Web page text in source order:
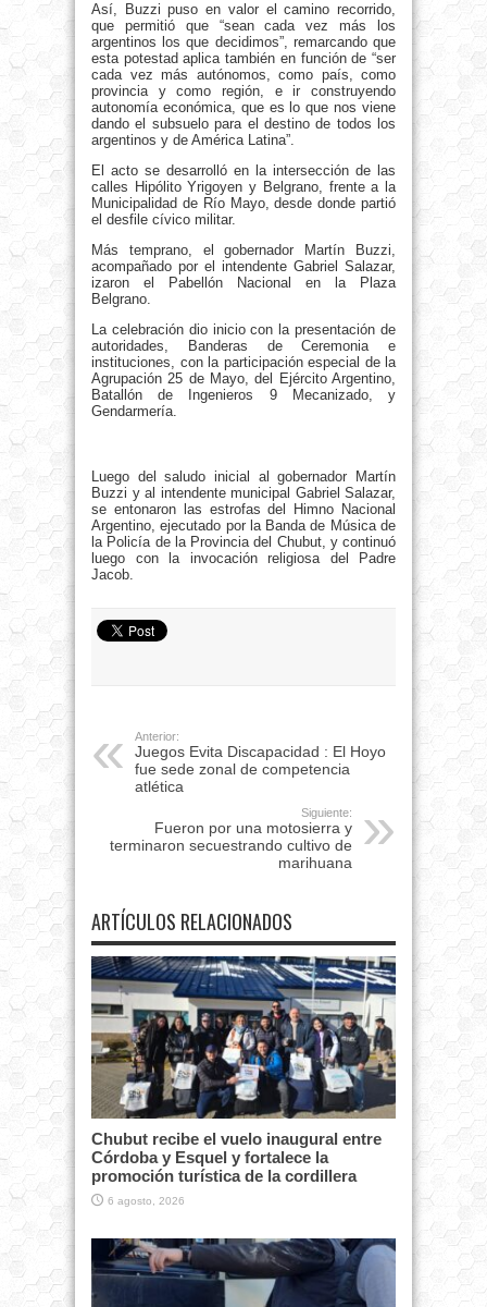
Así, Buzzi puso en valor el camino recorrido,
que permitió que “sean cada vez más los
argentinos los que decidimos”, remarcando que
esta potestad aplica también en función de “ser
cada vez más autónomos, como país, como
provincia y como región, e ir construyendo
autonomía económica, que es lo que nos viene
dando el subsuelo para el destino de todos los
argentinos y de América Latina”.
El acto se desarrolló en la intersección de las
calles Hipólito Yrigoyen y Belgrano, frente a la
Municipalidad de Río Mayo, desde donde partió
el desfile cívico militar.
Más temprano, el gobernador Martín Buzzi,
acompañado por el intendente Gabriel Salazar,
izaron el Pabellón Nacional en la Plaza
Belgrano.
La celebración dio inicio con la presentación de
autoridades, Banderas de Ceremonia e
instituciones, con la participación especial de la
Agrupación 25 de Mayo, del Ejército Argentino,
Batallón de Ingenieros 9 Mecanizado, y
Gendarmería.
Luego del saludo inicial al gobernador Martín
Buzzi y al intendente municipal Gabriel Salazar,
se entonaron las estrofas del Himno Nacional
Argentino, ejecutado por la Banda de Música de
la Policía de la Provincia del Chubut, y continuó
luego con la invocación religiosa del Padre
Jacob.
Anterior:
Juegos Evita Discapacidad : El Hoyo
fue sede zonal de competencia
atlética
Siguiente:
Fueron por una motosierra y
terminaron secuestrando cultivo de
marihuana
ARTÍCULOS RELACIONADOS
Chubut recibe el vuelo inaugural entre
Córdoba y Esquel y fortalece la
promoción turística de la cordillera
6 agosto, 2026